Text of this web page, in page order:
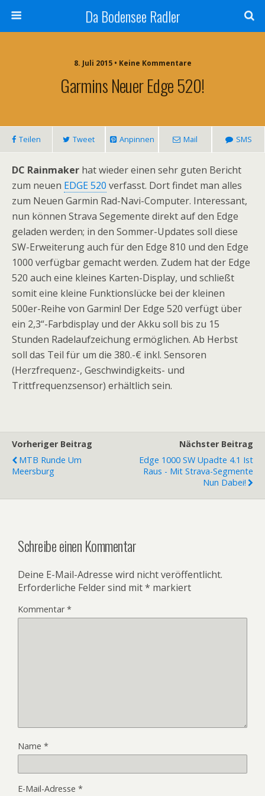
Da Bodensee Radler
8. Juli 2015 • Keine Kommentare
Garmins Neuer Edge 520!
Teilen Tweet Anpinnen Mail SMS
DC Rainmaker hat wieder einen sehr guten Bericht
zum neuen EDGE 520 verfasst. Dort findet man alles
zum Neuen Garmin Rad-Navi-Computer. Interessant,
nun können Strava Segemente direkt auf den Edge
geladen werden; in den Sommer-Updates soll diese
SW-Erweiterung auch für den Edge 810 und den Edge
1000 verfügbar gemacht werden. Zudem hat der Edge
520 auch eine kleines Karten-Display, und schließt
somit eine kleine Funktionslücke bei der kleinen
500er-Reihe von Garmin! Der Edge 520 verfügt über
ein 2,3“-Farbdisplay und der Akku soll bis zu 15
Stunden Radelaufzeichung ermöglichen. Ab Herbst
soll das Teil für um die 380.-€ inkl. Sensoren
(Herzfrequenz-, Geschwindigkeits- und
Trittfrequenzsensor) erhältlich sein.
Vorheriger Beitrag
MTB Runde Um
Meersburg
Nächster Beitrag
Edge 1000 SW Upadte 4.1 Ist
Raus - Mit Strava-Segmente
Nun Dabei!
Schreibe einen Kommentar
Deine E-Mail-Adresse wird nicht veröffentlicht.
Erforderliche Felder sind mit* markiert
Kommentar*
Name *
E-Mail-Adresse *